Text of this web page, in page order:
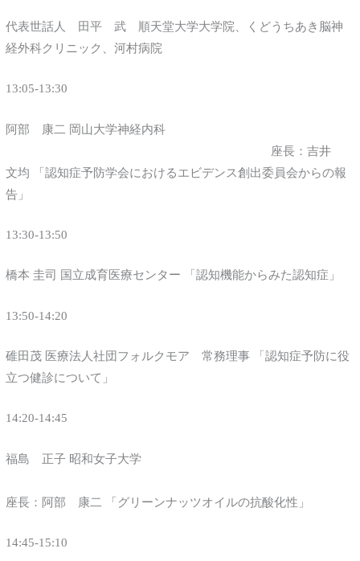
代表世話人 田平 武 順天堂大学大学院、くどうちあき脳神
経外科クリニック、河村病院
13:05-13:30
阿部 康二 岡山大学神経内科
座長：吉井
文均 「認知症予防学会におけるエビデンス創出委員会からの報
告」
13:30-13:50
橋本 圭司 国立成育医療センター 「認知機能からみた認知症」
13:50-14:20
碓田茂 医療法人社団フォルクモア 常務理事 「認知症予防に役
立つ健診について」
14:20-14:45
福島 正子 昭和女子大学
座長：阿部 康二 「グリーンナッツオイルの抗酸化性」
14:45-15:10